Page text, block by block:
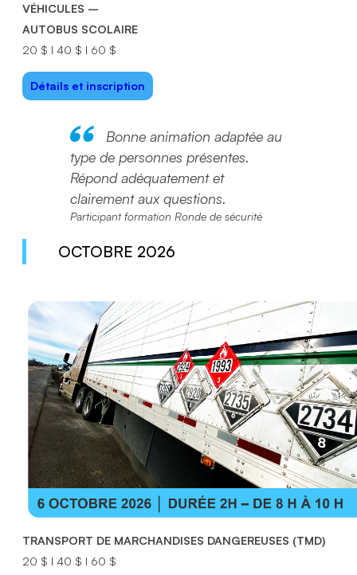
VÉHICULES –
AUTOBUS SCOLAIRE
20 $ I 40 $ I 60 $
Détails et inscription
Bonne animation adaptée au
type de personnes présentes.
Répond adéquatement et
clairement aux questions.
Participant formation Ronde de sécurité
OCTOBRE 2026
TRANSPORT DE MARCHANDISES DANGEREUSES (TMD)
20 $ I 40 $ I 60 $